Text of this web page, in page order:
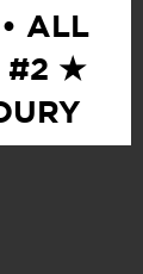
ALL
#2 ★